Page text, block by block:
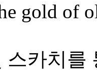
gold of
스카치를